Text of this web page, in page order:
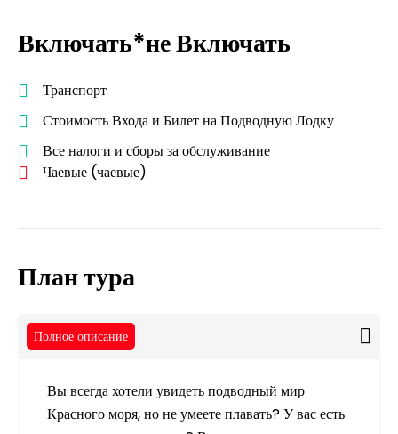
Включать*не Включать
Транспорт
Стоимость Входа и Билет на Подводную Лодку
Все налоги и сборы за обслуживание
Чаевые (чаевые)
План тура
Полное описание
Вы всегда хотели увидеть подводный мир
Красного моря, но не умеете плавать? У вас есть